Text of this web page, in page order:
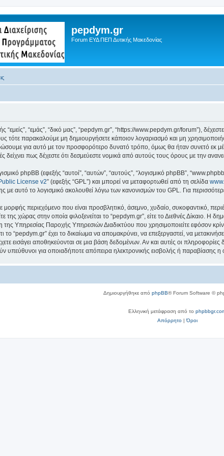
pepdym.gr
Forum ΕΥΔ ΠΕΠ Δυτικής Μακεδονίας
“εμάς”, “δικό μας”, “pepdym.gr”, “https://www.pepdym.gr/forum”),
τότε παρακαλούμε μη δημιουργήσετε κάποιον λογαριασμό και μη
για αυτό με τον προσφορότερο δυνατό τρόπο, όμως θα ήταν συνετό εκ
δείχνει πως δέχεστε ότι δεσμεύεστε νομικά από αυτούς τους όρους με την
phpBB (εφεξής “αυτοί”, “αυτών”, “αυτούς”, “λογισμικό phpBB”,
License v2” (εφεξής “GPL”) και μπορεί να μεταφορτωθεί από τη σελίδα
με αυτό το λογισμικό ακολουθεί λόγω των κανονισμών του GPL. Για
μορφής περιεχόμενο που είναι προσβλητικό, άσεμνο, χυδαίο, συκοφαντικό,
της χώρας στην οποία φιλοξενείται το “pepdym.gr”, είτε το Διεθνές Δίκαιο. Η
Υπηρεσίας Παροχής Υπηρεσιών Διαδικτύου που χρησιμοποιείτε εφόσον
“pepdym.gr” έχει το δικαίωμα να απομακρύνει, να επεξεργαστεί, να
εισάγει αποθηκεύονται σε μια βάση δεδομένων. Αν και αυτές οι
υπεύθυνοι για οποιαδήποτε απόπειρα ηλεκτρονικής εισβολής ή παραβίασης
Δημιουργήθηκε από phpBB® Forum Software ©
Ελληνική μετάφραση από το
Απόρρητο|Όροι